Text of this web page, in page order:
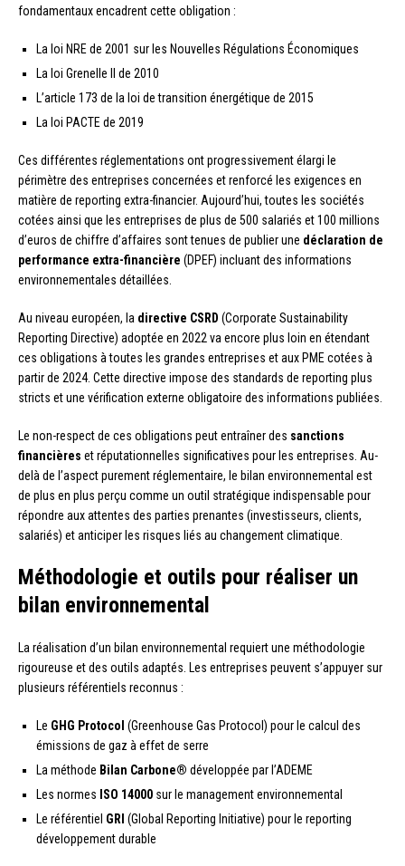
fondamentaux encadrent cette obligation :
La loi NRE de 2001 sur les Nouvelles Régulations Économiques
La loi Grenelle II de 2010
L’article 173 de la loi de transition énergétique de 2015
La loi PACTE de 2019
Ces différentes réglementations ont progressivement élargi le
périmètre des entreprises concernées et renforcé les exigences en
matière de reporting extra-financier. Aujourd’hui, toutes les sociétés
cotées ainsi que les entreprises de plus de 500 salariés et 100 millions
d’euros de chiffre d’affaires sont tenues de publier une déclaration de
performance extra-financière (DPEF) incluant des informations
environnementales détaillées.
Au niveau européen, la directive CSRD (Corporate Sustainability
Reporting Directive) adoptée en 2022 va encore plus loin en étendant
ces obligations à toutes les grandes entreprises et aux PME cotées à
partir de 2024. Cette directive impose des standards de reporting plus
stricts et une vérification externe obligatoire des informations publiées.
Le non-respect de ces obligations peut entraîner des sanctions
financières et réputationnelles significatives pour les entreprises. Au-
delà de l’aspect purement réglementaire, le bilan environnemental est
de plus en plus perçu comme un outil stratégique indispensable pour
répondre aux attentes des parties prenantes (investisseurs, clients,
salariés) et anticiper les risques liés au changement climatique.
Méthodologie et outils pour réaliser un
bilan environnemental
La réalisation d’un bilan environnemental requiert une méthodologie
rigoureuse et des outils adaptés. Les entreprises peuvent s’appuyer sur
plusieurs référentiels reconnus :
Le GHG Protocol (Greenhouse Gas Protocol) pour le calcul des
émissions de gaz à effet de serre
La méthode Bilan Carbone® développée par l’ADEME
Les normes ISO 14000 sur le management environnemental
Le référentiel GRI (Global Reporting Initiative) pour le reporting
développement durable